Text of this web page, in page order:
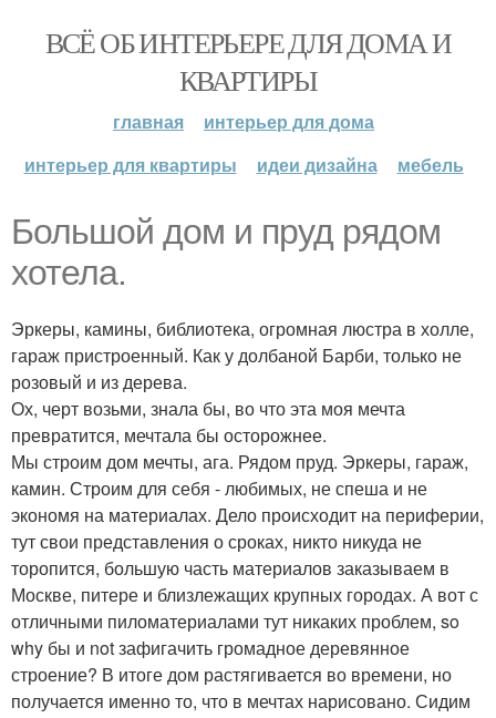
ВСЁ ОБ ИНТЕРЬЕРЕ ДЛЯ ДОМА И
КВАРТИРЫ
главная
интерьер для дома
интерьер для квартиры
идеи дизайна мебель
Большой дом и пруд рядом
хотела.
Эркеры, камины, библиотека, огромная люстра в холле,
гараж пристроенный. Как у долбаной Барби, только не
розовый и из дерева.
Ох, черт возьми, знала бы, во что эта моя мечта
превратится, мечтала бы осторожнее.
Мы строим дом мечты, ага. Рядом пруд. Эркеры, гараж,
камин. Строим для себя - любимых, не спеша и не
экономя на материалах. Дело происходит на периферии,
тут свои представления о сроках, никто никуда не
торопится, большую часть материалов заказываем в
Москве, питере и близлежащих крупных городах. А вот с
отличными пиломатериалами тут никаких проблем, so
why бы и not зафигачить громадное деревянное
строение? В итоге дом растягивается во времени, но
получается именно то, что в мечтах нарисовано. Сидим